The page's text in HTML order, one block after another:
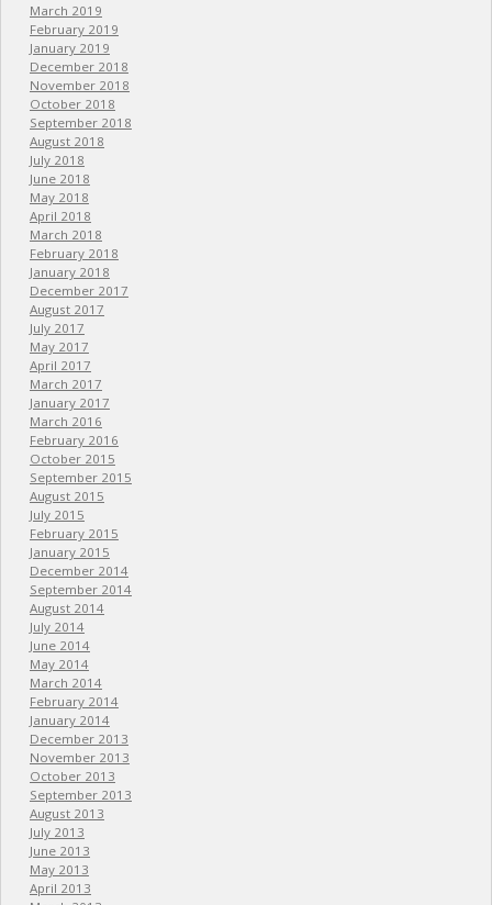
March 2019
February 2019
January 2019
December 2018
November 2018
October 2018
September 2018
August 2018
July 2018
June 2018
May 2018
April 2018
March 2018
February 2018
January 2018
December 2017
August 2017
July 2017
May 2017
April 2017
March 2017
January 2017
March 2016
February 2016
October 2015
September 2015
August 2015
July 2015
February 2015
January 2015
December 2014
September 2014
August 2014
July 2014
June 2014
May 2014
March 2014
February 2014
January 2014
December 2013
November 2013
October 2013
September 2013
August 2013
July 2013
June 2013
May 2013
April 2013